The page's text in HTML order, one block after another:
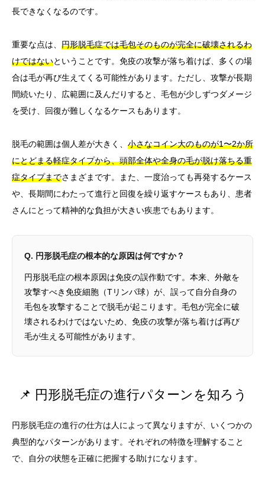
長できなくなるのです。
重要な点は、 円形脱毛症では毛包そのものが完全に破壊されるわ
けではないということです。免疫の攻撃が落ち着けば、多くの場
合は毛が再び生えてくる可能性があります。ただし、攻撃が長期
間続いたり、広範囲に及んだりすると、毛包が少しずつダメージ
を受け、回復が難しくなるケースもあります。
脱毛の範囲は個人差が大きく、 小さなコイン大のものが1〜2か所
にとどまる軽症タイプから、頭部全体や全身の毛が脱け落ちる重
症タイプまでさまざまです。また、一度治っても再発するケース
や、長期間にわたって進行と回復を繰り返すケースもあり、患者
さんにとって精神的な負担が大きい疾患でもあります。
Q. 円形脱毛症の根本的な原因は何ですか？
円形脱毛症の根本原因は免疫の誤作動です。本来、外敵を
攻撃すべき免疫細胞（Tリンパ球）が、誤って自分自身の
毛包を攻撃することで脱毛が起こります。毛包が完全に破
壊されるわけではないため、免疫の攻撃が落ち着けば再び
毛が生える可能性があります。
📌 円形脱毛症の進行パターンを知ろう
円形脱毛症の進行の仕方は人によって異なりますが、いくつかの
典型的なパターンがあります。それぞれの特徴を理解すること
で、自分の状態を正確に把握する助けになります。